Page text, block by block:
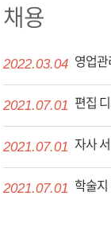
채용
영업
2022.03.04
편집
2021.07.01
자사
2021.07.01
학술
2021.07.01